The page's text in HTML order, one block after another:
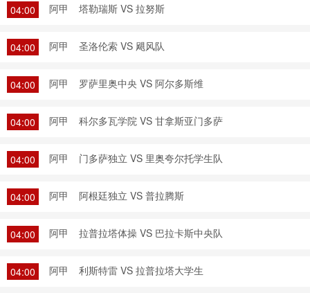
04:00 阿甲 塔勒瑞斯 VS 拉努斯
04:00 阿甲 圣洛伦索 VS 飓风队
04:00 阿甲 罗萨里奥中央 VS 阿尔多斯维
04:00 阿甲 科尔多瓦学院 VS 甘拿斯亚门多萨
04:00 阿甲 门多萨独立 VS 里奥夸尔托学生队
04:00 阿甲 阿根廷独立 VS 普拉腾斯
04:00 阿甲 拉普拉塔体操 VS 巴拉卡斯中央队
04:00 阿甲 利斯特雷 VS 拉普拉塔大学生